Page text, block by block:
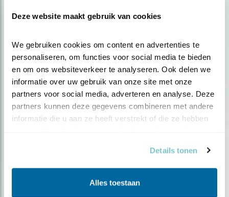
Deze website maakt gebruik van cookies
We gebruiken cookies om content en advertenties te
personaliseren, om functies voor social media te bieden
en om ons websiteverkeer te analyseren. Ook delen we
informatie over uw gebruik van onze site met onze
partners voor social media, adverteren en analyse. Deze
partners kunnen deze gegevens combineren met andere
informatie die u aan ze heeft verstrekt of die ze hebben
Details tonen
Alles toestaan